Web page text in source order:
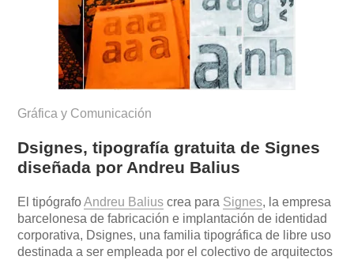
Gráfica y Comunicación
Dsignes, tipografía gratuita de Signes
diseñada por Andreu Balius
El tipógrafoAndreu Balius crea para Signes, la empresa
barcelonesa de fabricación e implantación de identidad
corporativa, Dsignes, una familia tipográfica de libre uso
destinada a ser empleada por el colectivo de arquitectos